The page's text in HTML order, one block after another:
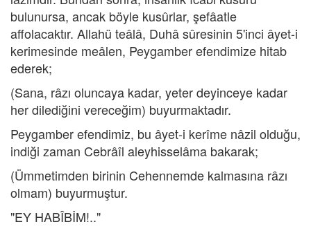
bulunursa, ancak böyle kusûrlar, şefâatle
affolacaktır. Allahü teâlâ, Duhâ sûresinin 5'inci âyet-i
kerimesinde meâlen, Peygamber efendimize hitab
ederek;
(Sana, râzı oluncaya kadar, yeter deyinceye kadar
her dilediğini vereceğim) buyurmaktadır.
Peygamber efendimiz, bu âyet-i kerîme nâzil olduğu,
indiği zaman Cebrâîl aleyhisselâma bakarak;
(Ümmetimden birinin Cehennemde kalmasına râzı
olmam) buyurmuştur.
"EY HABÎBİM!.."